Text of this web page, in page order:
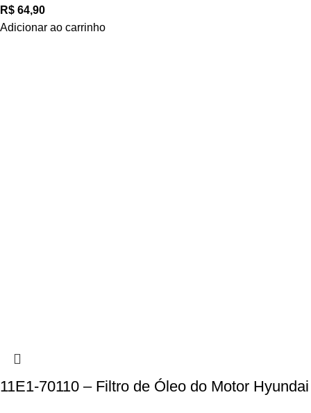
R$ 64,90
Adicionar ao carrinho
11E1-70110 – Filtro de Óleo do Motor Hyundai